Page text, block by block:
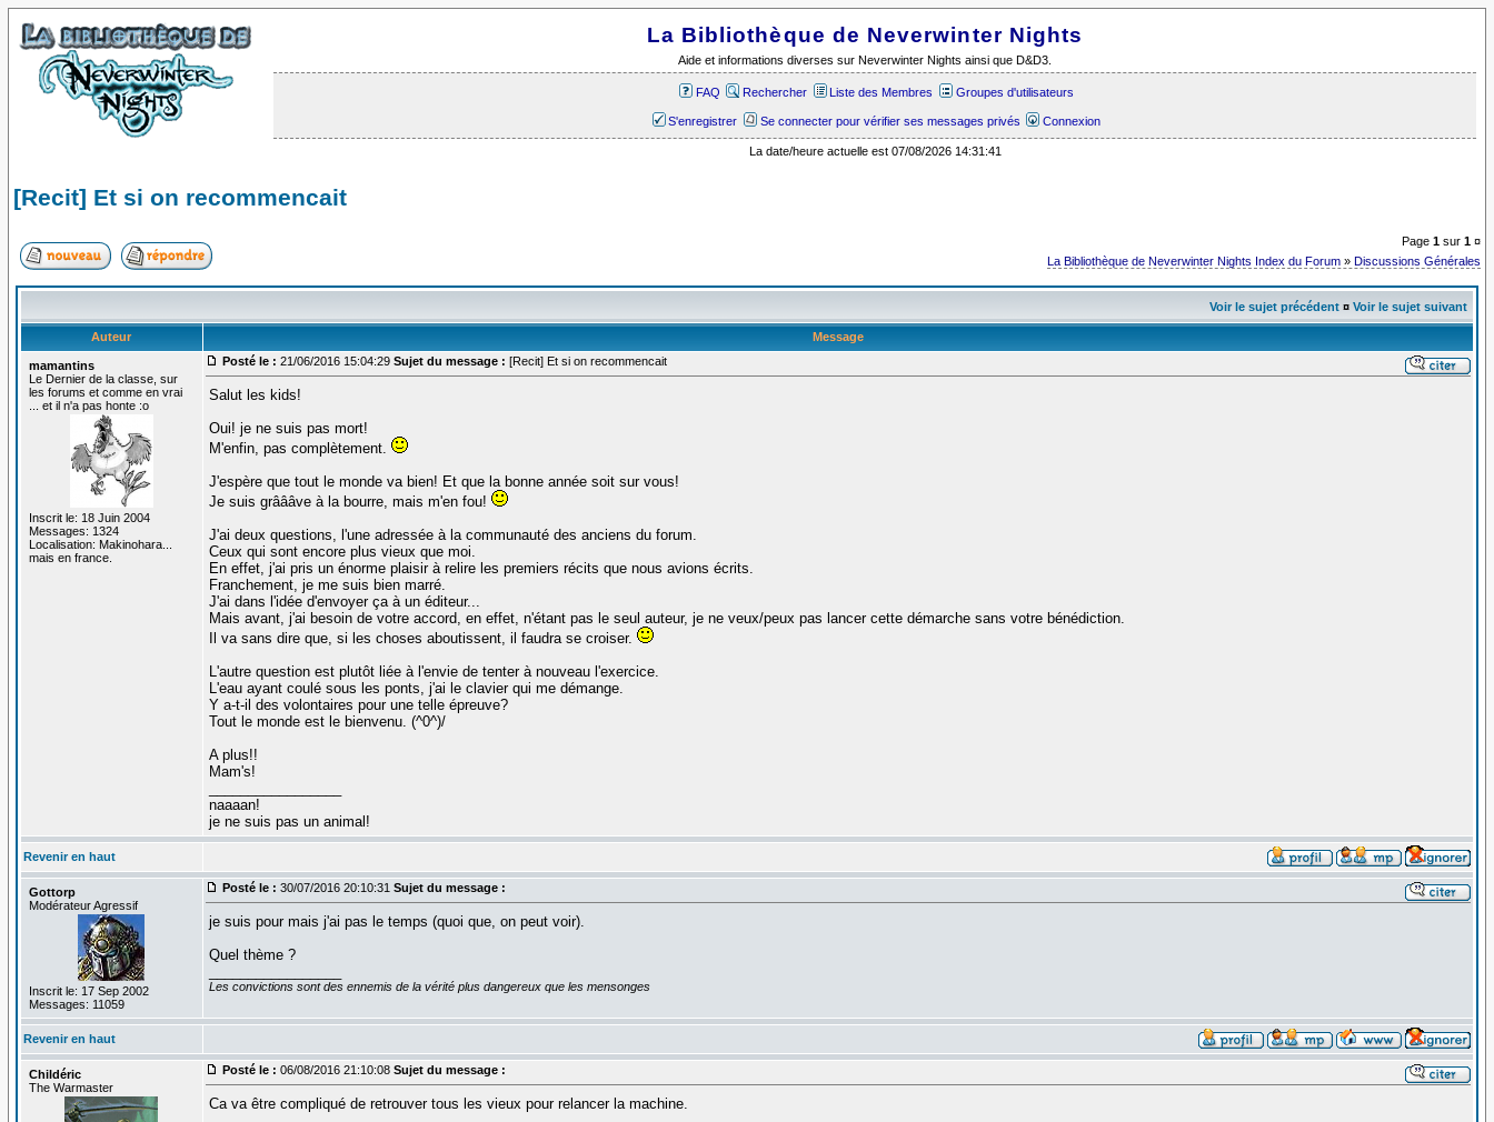
La Bibliothèque de Neverwinter Nights
Aide et informations diverses sur Neverwinter Nights ainsi que D&D3.
FAQ Rechercher Liste des Membres Groupes d'utilisateurs
S'enregistrer Se connecter pour vérifier ses messages privés Connexion
La date/heure actuelle est 07/08/2026 14:31:41
[Recit] Et si on recommencait
Page1 sur1 ¤
La Bibliothèque de Neverwinter Nights Index du Forum »Discussions Générales
Voir le sujet précédent¤ Voir le sujet suivant
Auteur Message
mamantins
Le Dernier de la classe, sur
les forums et comme en vrai
... et il n'a pas honte :o
Inscrit le: 18 Juin 2004
Messages: 1324
Localisation: Makinohara...
mais en france.
Posté le : 21/06/2016 15:04:29 Sujet du message : [Recit] Et si on recommencait
Salut les kids!
Oui! je ne suis pas mort!
M'enfin, pas complètement.
J'espère que tout le monde va bien! Et que la bonne année soit sur vous!
Je suis grâââve à la bourre, mais m'en fou!
J'ai deux questions, l'une adressée à la communauté des anciens du forum.
Ceux qui sont encore plus vieux que moi.
En effet, j'ai pris un énorme plaisir à relire les premiers récits que nous avions écrits.
Franchement, je me suis bien marré.
J'ai dans l'idée d'envoyer ça à un éditeur...
Mais avant, j'ai besoin de votre accord, en effet, n'étant pas le seul auteur, je ne veux/peux pas lancer cette démarche sans votre bénédiction.
Il va sans dire que, si les choses aboutissent, il faudra se croiser.
L'autre question est plutôt liée à l'envie de tenter à nouveau l'exercice.
L'eau ayant coulé sous les ponts, j'ai le clavier qui me démange.
Y a-t-il des volontaires pour une telle épreuve?
Tout le monde est le bienvenu. (^0^)/
A plus!!
Mam's!
naaaan!
je ne suis pas un animal!
Revenir en haut
Gottorp
Modérateur Agressif
Inscrit le: 17 Sep 2002
Messages: 11059
Posté le : 30/07/2016 20:10:31 Sujet du message :
je suis pour mais j'ai pas le temps (quoi que, on peut voir).
Quel thème ?
Les convictions sont des ennemis de la vérité plus dangereux que les mensonges
Revenir en haut
Childéric
The Warmaster
Posté le : 06/08/2016 21:10:08 Sujet du message :
Ca va être compliqué de retrouver tous les vieux pour relancer la machine.